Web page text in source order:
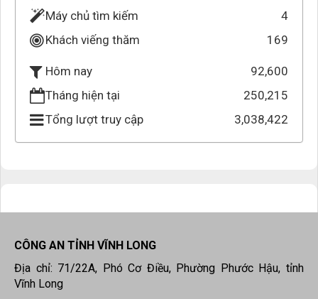
Máy chủ tìm kiếm
4
Khách viếng thăm
169
Hôm nay
92,600
Tháng hiện tại
250,215
Tổng lượt truy cập
3,038,422
CÔNG AN TỈNH VĨNH LONG
Địa chỉ: 71/22A, Phó Cơ Điều, Phường Phước Hậu, tỉnh
Vĩnh Long